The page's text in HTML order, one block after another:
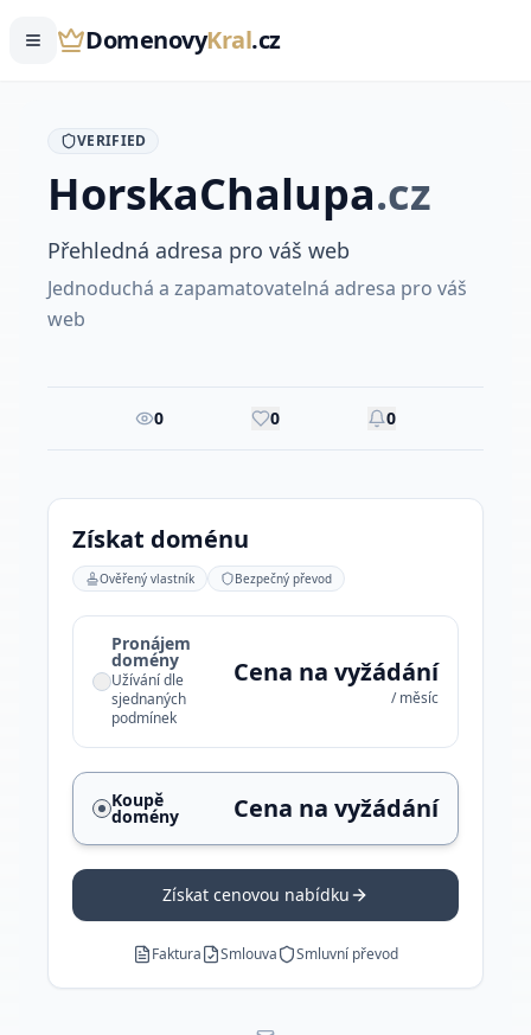
DomenovyKral.cz
VERIFIED
HorskaChalupa.cz
Přehledná adresa pro váš web
Jednoduchá a zapamatovatelná adresa pro váš
web
0 0 0
Získat doménu
Ověřený vlastník Bezpečný převod
Pronájem
domény
Užívání dle
sjednaných
podmínek
Cena na vyžádání
/ měsíc
Koupě
domény Cena na vyžádání
Získat cenovou nabídku
Faktura Smlouva Smluvní převod